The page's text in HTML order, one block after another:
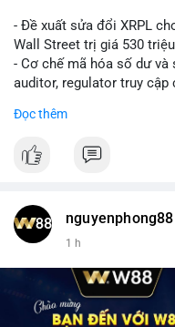
- Đề xuất sửa đổi XRPL
Wall Street trị giá 530 triệu
- Cơ chế mã hóa số dư và
auditor, regulator truy cập
tài chính.
chức tài chính.
$xrp
#titanbot
📰 Nguồn: CoinDesk
Đọc thêm
nguyenphong88
1 h